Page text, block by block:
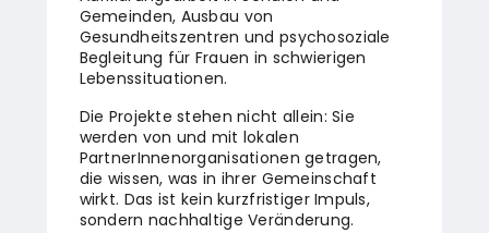
Gemeinden, Ausbau von
Gesundheitszentren und psychosoziale
Begleitung für Frauen in schwierigen
Lebenssituationen.
Die Projekte stehen nicht allein: Sie
werden von und mit lokalen
PartnerInnenorganisationen getragen,
die wissen, was in ihrer Gemeinschaft
wirkt. Das ist kein kurzfristiger Impuls,
sondern nachhaltige Veränderung.